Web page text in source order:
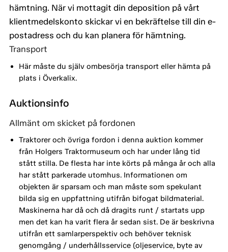
hämtning. När vi mottagit din deposition på vårt
klientmedelskonto skickar vi en bekräftelse till din e-
postadress och du kan planera för hämtning.
Transport
Här måste du själv ombesörja transport eller hämta på
plats i Överkalix.
Auktionsinfo
Allmänt om skicket på fordonen
Traktorer och övriga fordon i denna auktion kommer
från Holgers Traktormuseum och har under lång tid
stått stilla. De flesta har inte körts på många år och alla
har stått parkerade utomhus. Informationen om
objekten är sparsam och man måste som spekulant
bilda sig en uppfattning utifrån bifogat bildmaterial.
Maskinerna har då och då dragits runt / startats upp
men det kan ha varit flera år sedan sist. De är beskrivna
utifrån ett samlarperspektiv och behöver teknisk
genomgång / underhållsservice (oljeservice, byte av